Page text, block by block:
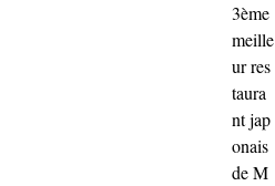
3ème
meille
ur res
taura
nt jap
onais
de M